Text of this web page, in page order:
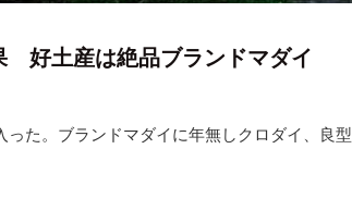
好土産は絶品ブランドマダイ
た。ブランドマダイに年無しクロダイ、良型